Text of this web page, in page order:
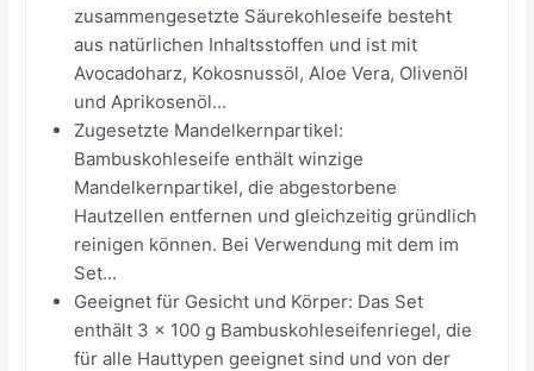
zusammengesetzte Säurekohleseife besteht
aus natürlichen Inhaltsstoffen und ist mit
Avocadoharz, Kokosnussöl, Aloe Vera, Olivenöl
und Aprikosenöl...
Zugesetzte Mandelkernpartikel:
Bambuskohleseife enthält winzige
Mandelkernpartikel, die abgestorbene
Hautzellen entfernen und gleichzeitig gründlich
reinigen können. Bei Verwendung mit dem im
Set...
Geeignet für Gesicht und Körper: Das Set
enthält 3 x 100 g Bambuskohleseifenriegel, die
für alle Hauttypen geeignet sind und von der